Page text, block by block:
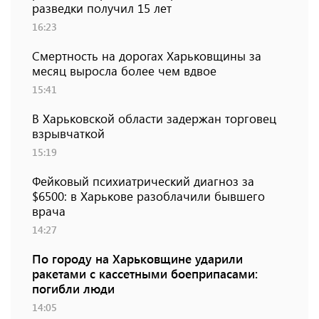
разведки получил 15 лет
16:23
Смертность на дорогах Харьковщины за
месяц выросла более чем вдвое
15:41
В Харьковской области задержан торговец
взрывчаткой
15:19
Фейковый психиатрический диагноз за
$6500: в Харькове разоблачили бывшего
врача
14:27
По городу на Харьковщине ударили
ракетами с кассетными боеприпасами:
погибли люди
14:05